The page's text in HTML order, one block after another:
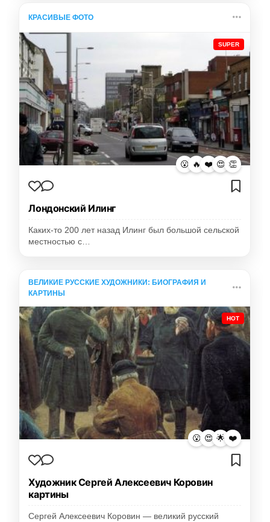
КРАСИВЫЕ ФОТО
SUPER
😮 🔥 ❤️ 😍 👏
Лондонский Илинг
Каких-то 200 лет назад Илинг был большой сельской
местностью с…
ВЕЛИКИЕ РУССКИЕ ХУДОЖНИКИ: БИОГРАФИЯ И
КАРТИНЫ
HOT
😮 😍 🌟 ❤️
Художник Сергей Алексеевич Коровин
картины
Сергей Алексеевич Коровин — великий русский